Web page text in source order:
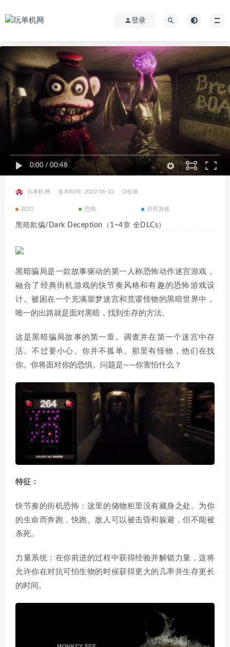
登录
0:00 / 00:48
玩单机网 发布时间: 2022-06-22 收藏
2022 恐怖 所有游戏
黑暗欺骗/Dark Deception（1~4章 全DLCs）
黑暗骗局是一款故事驱动的第一人称恐怖动作迷宫游戏，
融合了经典街机游戏的快节奏风格和有趣的恐怖游戏设
计。被困在一个充满噩梦迷宫和荒谬怪物的黑暗世界中，
唯一的出路就是面对黑暗，找到生存的方法。
这是黑暗骗局故事的第一章。调查并在第一个迷宫中存
活。不过要小心。你并不孤单。那里有怪物，他们在找
你。你将面对你的恐惧。问题是——你害怕什么？
特征：
快节奏的街机恐怖：这里的储物柜里没有藏身之处。为你
的生命而奔跑，快跑。敌人可以被击昏和躲避，但不能被
杀死。
力量系统：在你前进的过程中获得经验并解锁力量，这将
允许你在对抗可怕生物的时候获得更大的几率并生存更长
的时间。